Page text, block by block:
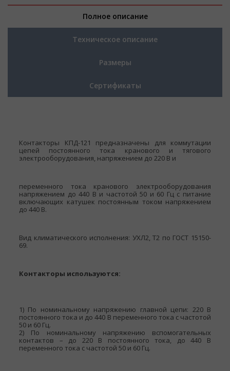
Полное описание
Техническое описание
Размеры
Сертификаты
Контакторы КПД-121 предназначены для коммутации
цепей постоянного тока кранового и тягового
электрооборудования, напряжением до 220 В и
переменного тока кранового электрооборудования
напряжением до 440 В и частотой 50 и 60 Гц с питание
включающих катушек постоянным током напряжением
до 440 В.
Вид климатического исполнения: УХЛ2, Т2 по ГОСТ 15150-
69.
Контакторы используются:
1) По номинальному напряжению главной цепи: 220 В
постоянного тока и до 440 В переменного тока с частотой
50 и 60 Гц.
2) По номинальному напряжению вспомогательных
контактов – до 220 В постоянного тока, до 440 В
переменного тока с частотой 50 и 60 Гц.